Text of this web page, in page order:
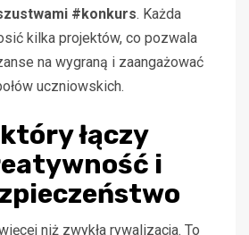
#konkurs. Każda
kilka projektów, co pozwala
na wygraną i zaangażować
uczniowskich.
łączy
i
niż zwykła rywalizacja. To